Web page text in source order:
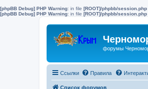
[phpBB Debug] PHP Warning: in file [ROOT]/phpbb/session.php
[phpBB Debug] PHP Warning: in file [ROOT]/phpbb/session.php
форумы
Ссылки Правила
Список форумов